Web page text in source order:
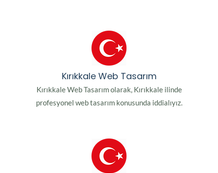
Kırıkkale Web Tasarım
Kırıkkale Web Tasarım olarak, Kırıkkale ilinde
profesyonel web tasarım konusunda iddialıyız.